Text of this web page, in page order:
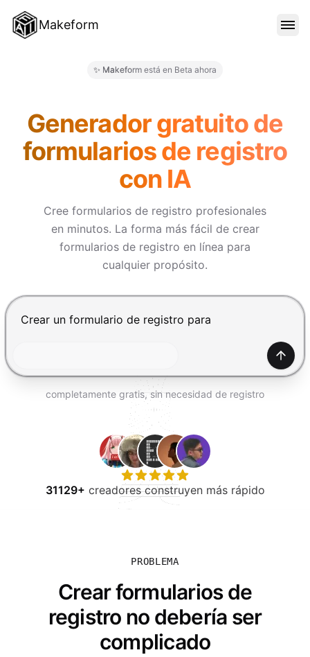
Makeform
BLOG
PRECIOS
INICIAR SESIÓN
PROBAR GRATIS
✨ Makeform está en Beta ahora
Generador gratuito de
formularios de registro
con IA
Cree formularios de registro profesionales
en minutos. La forma más fácil de crear
formularios de registro en línea para
cualquier propósito.
Presiona Enter para enviar, Shift+Enter para añadir
completamente gratis, sin necesidad de registro
31129+ creadores construyen más rápido
PROBLEMA
Crear formularios de
registro no debería ser
complicado